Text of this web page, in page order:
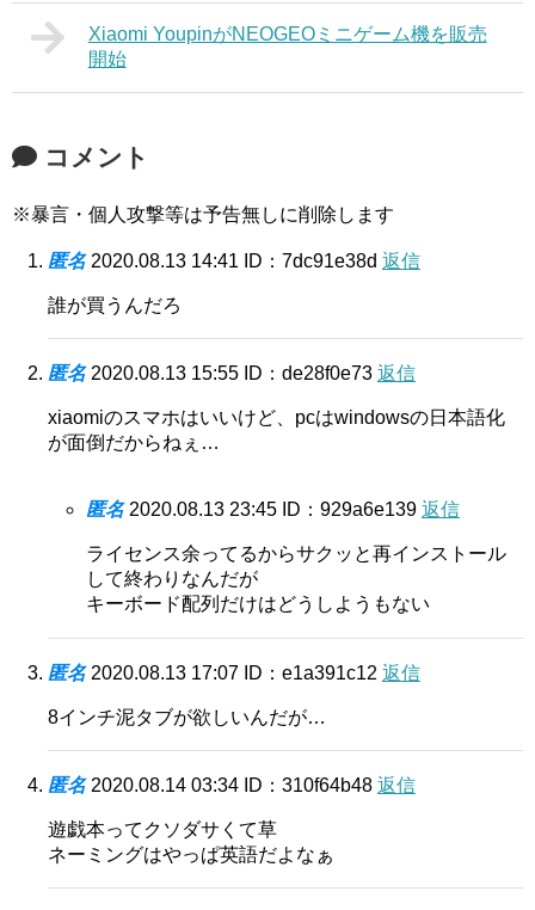
Xiaomi YoupinがNEOGEOミニゲーム機を販売
開始
コメント
※暴言・個人攻撃等は予告無しに削除します
匿名 2020.08.13 14:41 ID：7dc91e38d 返信
誰が買うんだろ
匿名 2020.08.13 15:55 ID：de28f0e73 返信
xiaomiのスマホはいいけど、pcはwindowsの日本語化
が面倒だからねぇ…
匿名 2020.08.13 23:45 ID：929a6e139 返信
ライセンス余ってるからサクッと再インストール
して終わりなんだが
キーボード配列だけはどうしようもない
匿名 2020.08.13 17:07 ID：e1a391c12 返信
8インチ泥タブが欲しいんだが…
匿名 2020.08.14 03:34 ID：310f64b48 返信
遊戯本ってクソダサくて草
ネーミングはやっぱ英語だよなぁ